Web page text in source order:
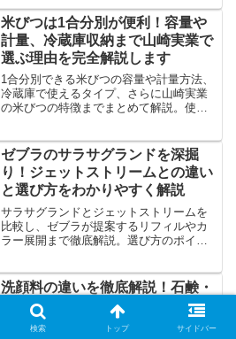
米びつは1合分別が便利！容量や
計量、冷蔵庫収納まで山崎実業で
選ぶ理由を完全解説します
1合分別できる米びつの容量や計量方法、
冷蔵庫で使えるタイプ、さらに山崎実業
の米びつの特徴までまとめて解説。使い
ゼブラのサラサグランドを深掘
り！ジェットストリームとの違い
と選び方をわかりやすく解説
サラサグランドとジェットストリームを
比較し、ゼブラが提案するリフィルやカ
ラー展開まで徹底解説。選び方のポイン
洗顔料の違いを徹底解説！石鹸・
メイク落とし・酵素配合の洗顔料
EXOの使い分けと代用方法
検索 トップ サイドバー